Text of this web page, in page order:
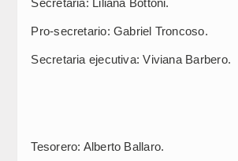
Secretaria: Liliana Bottoni.
Pro-secretario: Gabriel Troncoso.
Secretaria ejecutiva: Viviana Barbero.
Tesorero: Alberto Ballaro.